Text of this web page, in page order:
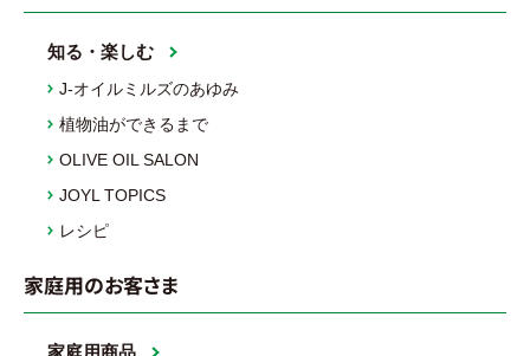
知る・楽しむ
J-オイルミルズのあゆみ
植物油ができるまで
OLIVE OIL SALON
JOYL TOPICS
レシピ
家庭用のお客さま
家庭用商品